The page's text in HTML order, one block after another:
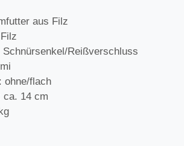
aus Filz
Reißverschluss
ohne/flach
ca. 14 cm